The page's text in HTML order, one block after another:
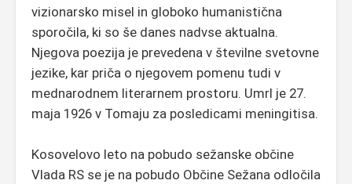
vizionarsko misel in globoko humanistična
sporočila, ki so še danes nadvse aktualna.
Njegova poezija je prevedena v številne svetovne
jezike, kar priča o njegovem pomenu tudi v
mednarodnem literarnem prostoru. Umrl je 27.
maja 1926 v Tomaju za posledicami meningitisa.
Kosovelovo leto na pobudo sežanske občine
Vlada RS se je na pobudo Občine Sežana odločila